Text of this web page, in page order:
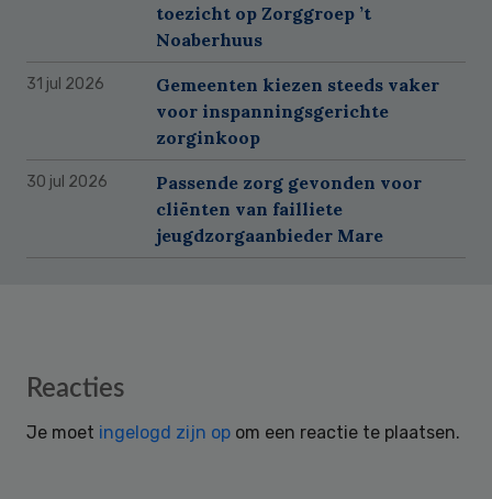
toezicht op Zorggroep ’t
Noaberhuus
31 jul 2026
Gemeenten kiezen steeds vaker
voor inspanningsgerichte
zorginkoop
30 jul 2026
Passende zorg gevonden voor
cliënten van failliete
jeugdzorgaanbieder Mare
Reader
Reacties
Je moet ingelogd zijn op om een reactie te plaatsen.